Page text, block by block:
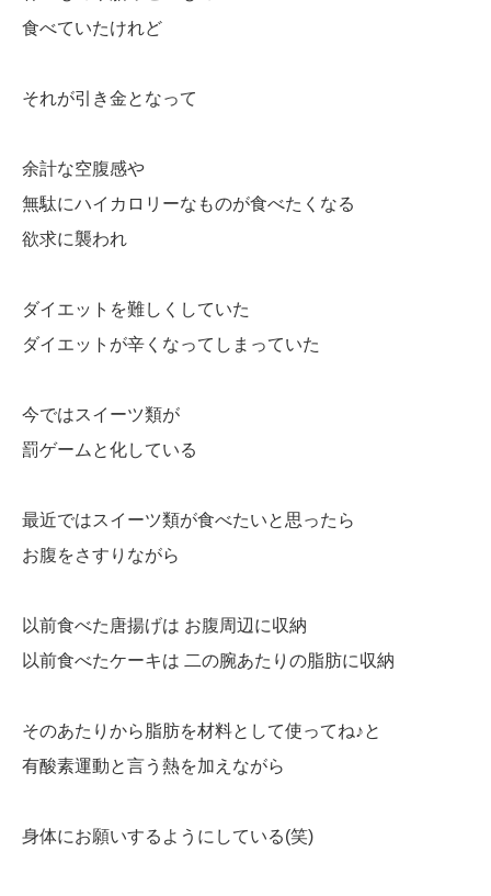
食べていたけれど
それが引き金となって
余計な空腹感や
無駄にハイカロリーなものが食べたくなる
欲求に襲われ
ダイエットを難しくしていた
ダイエットが辛くなってしまっていた
今ではスイーツ類が
罰ゲームと化している
最近ではスイーツ類が食べたいと思ったら
お腹をさすりながら
以前食べた唐揚げは お腹周辺に収納
以前食べたケーキは 二の腕あたりの脂肪に収納
そのあたりから脂肪を材料として使ってね♪と
有酸素運動と言う熱を加えながら
身体にお願いするようにしている(笑)